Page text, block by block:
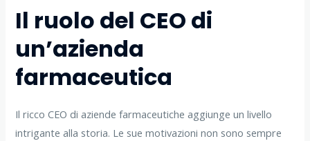
Il ruolo del CEO di
un’azienda
farmaceutica
Il ricco CEO di aziende farmaceutiche aggiunge un livello
intrigante alla storia. Le sue motivazioni non sono sempre